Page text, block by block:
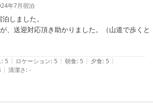
年7月宿泊
しました。
、送迎対応頂き助かりました。（山道で歩くと
（せせらぎ莊）を薦められ、大正解でした。超
湯船に半身浴でどっぷり。疲れが抜けて、心地
した。馬刺し、アユの塩焼き（2尾）、揚げ物3
ら美味しく頂きました。それと、ごはん（米）
。朝食も同様に、朝からしっかりエネルギーチ
: 5 | ロケーション: 5 | 朝食: 5 | 夕食: 5 |
| 清潔さ: -